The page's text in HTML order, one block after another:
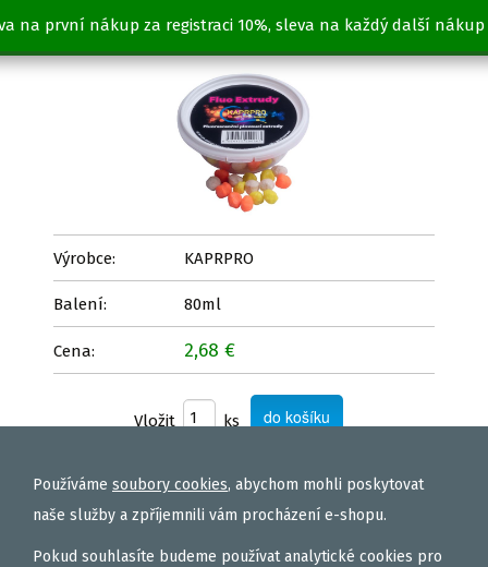
na první nákup za registraci 10%, sleva na každý další nákup
OLIHEŇ
Výrobce: KAPRPRO
Balení: 80ml
Cena: 2,68 €
Vložit ks
Používáme soubory cookies, abychom mohli poskytovat
naše služby a zpříjemnili vám procházení e-shopu.
Pokud souhlasíte budeme používat analytické cookies pro